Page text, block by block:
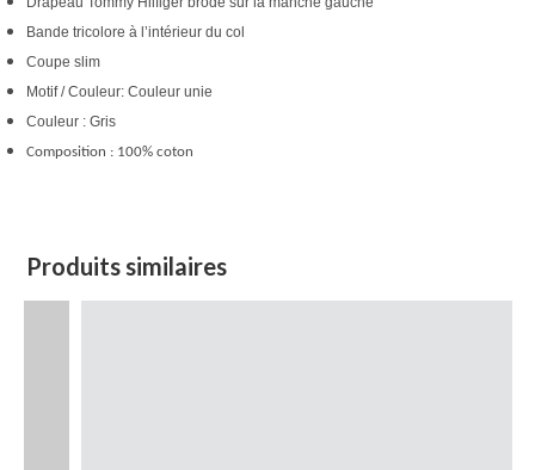
Bande tricolore à l’intérieur du col
Coupe slim
Motif / Couleur: Couleur unie
Couleur : Gris
Composition : 100% coton
Produits similaires